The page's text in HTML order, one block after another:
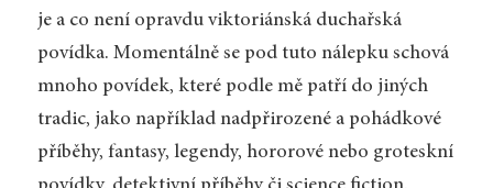
je a co není opravdu viktoriánská duchařská
povídka. Momentálně se pod tuto nálepku schová
mnoho povídek, které podle mě patří do jiných
tradic, jako například nadpřirozené a pohádkové
příběhy, fantasy, legendy, hororové nebo groteskní